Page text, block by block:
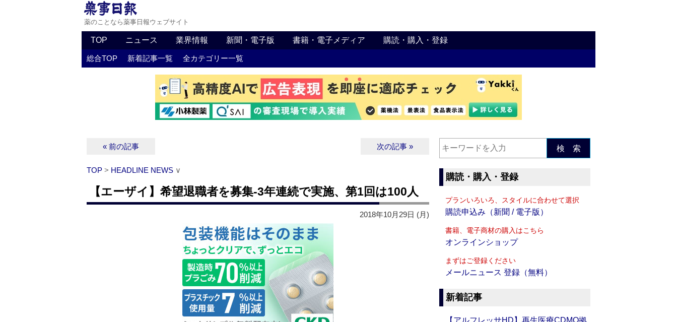
薬のことなら薬事日報ウェブサイト
TOP ニュース 業界情報 新聞・電子版 書籍・電子メディア 購読・購入・登録
総合TOP 新着記事一覧 全カテゴリー一覧
« 前の記事 次の記事 »
TOP > HEADLINE NEWS ∨
【エーザイ】希望退職者を募集‐3年連続で実施、第1回は100人
2018年10月29日 (月)
検 索
購読・購入・登録
プランいろいろ、スタイルに合わせて選択
購読申込み（新聞 / 電子版）
書籍、電子商材の購入はこちら
オンラインショップ
まずはご登録ください
メールニュース 登録（無料）
新着記事
【アルフレッサHD】再生医療CDMO拠